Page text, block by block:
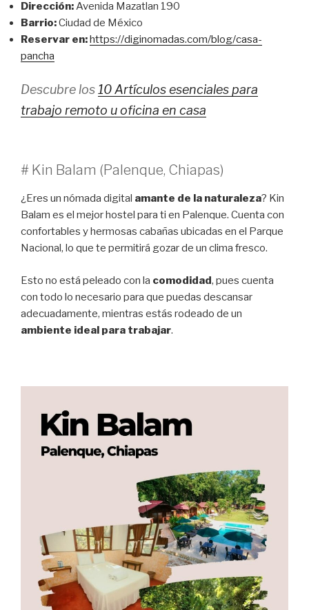
Dirección:Avenida Mazatlan 190
Barrio:Ciudad de México
Reservar en:https://diginomadas.com/blog/casa-
pancha
Descubre los10 Artículos esenciales para
trabajo remoto u oficina en casa
# Kin Balam (Palenque, Chiapas)
¿Eres un nómada digital amante de la naturaleza? Kin
Balam es el mejor hostel para ti en Palenque. Cuenta con
confortables y hermosas cabañas ubicadas en el Parque
Nacional, lo que te permitirá gozar de un clima fresco.
Esto no está peleado con la comodidad, pues cuenta
con todo lo necesario para que puedas descansar
adecuadamente, mientras estás rodeado de un
ambiente ideal para trabajar.